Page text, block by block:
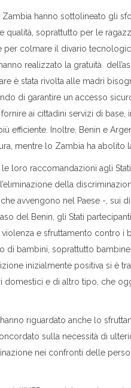
Zambia hanno sottolineato gli
qualità, soprattutto per le
per colmare il divario
realizzato la gratuità
è stata rivolta alle madri
di garantire un accesso
ai cittadini servizi di
efficiente. Inoltre, Benin e
mentre lo Zambia ha abolito
le loro raccomandazioni agli
della
avvengono nel Paese -, sui
del Benin, gli Stati
e sfruttamento contro i
bambini, soprattutto
inizialmente positiva si è
e di altro tipo, che
riguardato anche lo
sulla necessità di
nei confronti delle